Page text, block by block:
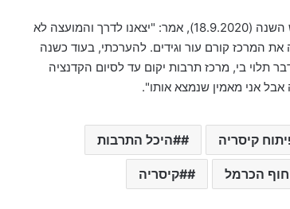
השנה (18.9.2020), אמר: "יצאנו לדרך והמועצה לא
המרכז קורם עור וגידים. להערכתי, בעוד כשנה
תלוי בי, מרכז תרבות יקום עד לסיום הקדנציה
אבל אני מאמין שנמצא אותו".
קיסריה #היכל התרבות
חוף הכרמל #קיסריה